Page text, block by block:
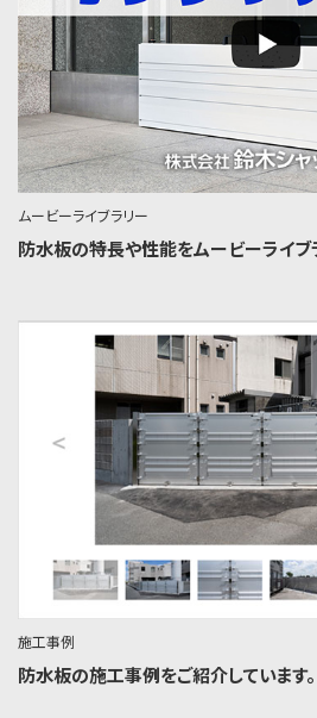
ムービーライブラリー
防水板の特長や性能をムービーライブ
施工事例
防水板の施工事例をご紹介しています。